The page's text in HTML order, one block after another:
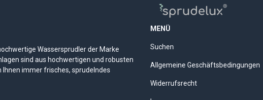
Wassersprudler der Marke
sind aus hochwertigen und robusten
immer frisches, sprudelndes
MENÜ
Suchen
Allgemeine Geschäftsbedingungen
Widerrufsrecht